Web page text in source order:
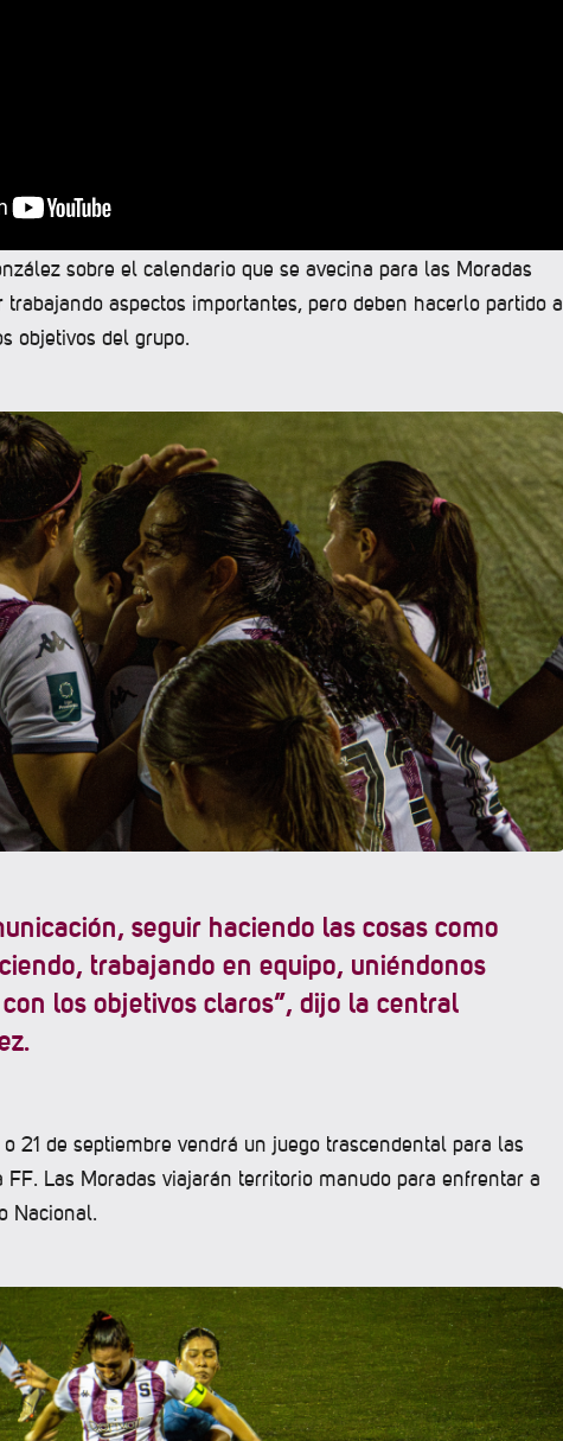
sobre el calendario que se avecina para las Moradas
trabajando aspectos importantes, pero deben hacerlo partido a
objetivos del grupo.
seguir haciendo las cosas como
trabajando en equipo, uniéndonos
los objetivos claros”, dijo la central
21 de septiembre vendrá un juego trascendental para las
FF. Las Moradas viajarán territorio manudo para enfrentar a
Nacional.